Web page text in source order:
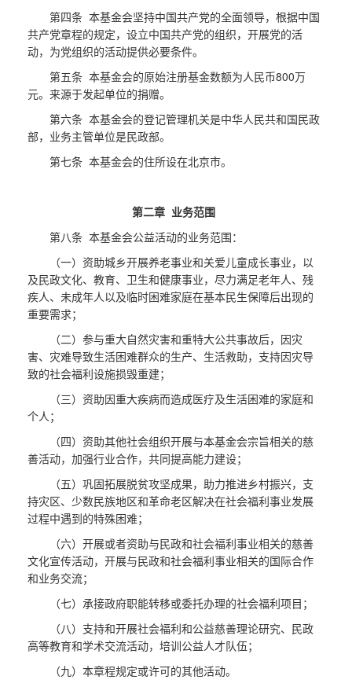
第四条 本基金会坚持中国共产党的全面领导，根据中国
共产党章程的规定，设立中国共产党的组织，开展党的活
动，为党组织的活动提供必要条件。
第五条 本基金会的原始注册基金数额为人民币800万
元。来源于发起单位的捐赠。
第六条 本基金会的登记管理机关是中华人民共和国民政
部，业务主管单位是民政部。
第七条 本基金会的住所设在北京市。
第二章 业务范围
第八条 本基金会公益活动的业务范围：
（一）资助城乡开展养老事业和关爱儿童成长事业，以
及民政文化、教育、卫生和健康事业，尽力满足老年人、残
疾人、未成年人以及临时困难家庭在基本民生保障后出现的
重要需求；
（二）参与重大自然灾害和重特大公共事故后，因灾
害、灾难导致生活困难群众的生产、生活救助，支持因灾导
致的社会福利设施损毁重建；
（三）资助因重大疾病而造成医疗及生活困难的家庭和
个人；
（四）资助其他社会组织开展与本基金会宗旨相关的慈
善活动，加强行业合作，共同提高能力建设；
（五）巩固拓展脱贫攻坚成果，助力推进乡村振兴，支
持灾区、少数民族地区和革命老区解决在社会福利事业发展
过程中遇到的特殊困难；
（六）开展或者资助与民政和社会福利事业相关的慈善
文化宣传活动，开展与民政和社会福利事业相关的国际合作
和业务交流；
（七）承接政府职能转移或委托办理的社会福利项目；
（八）支持和开展社会福利和公益慈善理论研究、民政
高等教育和学术交流活动，培训公益人才队伍；
（九）本章程规定或许可的其他活动。